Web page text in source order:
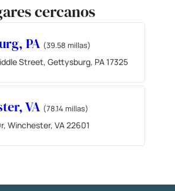
cercanos
PA (39.58 millas)
Street, Gettysburg, PA 17325
VA (78.14 millas)
Winchester, VA 22601